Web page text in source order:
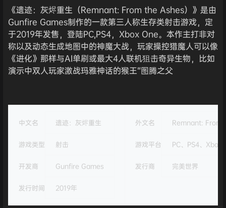
《遗迹：灰烬重生（Remnant: From the Ashes）》是由
Gunfire Games制作的一款第三人称生存类射击游戏，定
于2019年发售，登陆PC,PS4，Xbox One。本作主打非对
称以及动态生成地图中的神魔大战，玩家操控猎魔人可以像
《进化》那样与AI单刷或最大4人联机狙击奇异生物，比如
演示中双人玩家激战玛雅神话的猴王“图腾之父
中文名 遗迹：灰烬重生
游戏类型 射击
开发商 Gunfire Games
发行时间 2019年
外文名 Remnant: From
游戏平台 PC、PS4、
发行商 完美世界